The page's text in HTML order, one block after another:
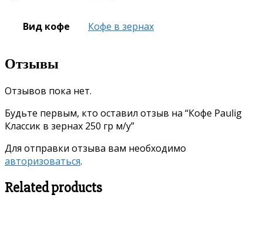
Вид кофе Кофе в зернах
Отзывы
Отзывов пока нет.
Будьте первым, кто оставил отзыв на “Кофе Paulig
Классик в зернах 250 гр м/у”
Для отправки отзыва вам необходимо
авторизоваться.
Related products